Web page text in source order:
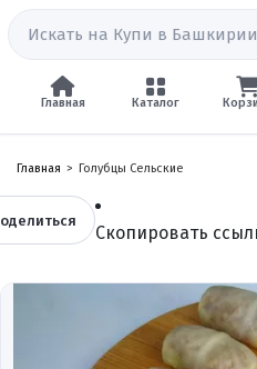
Главная Каталог
Главная Голубцы Сельские
Скопировать